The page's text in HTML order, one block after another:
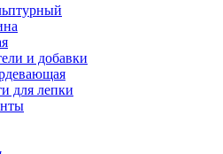
и добавки
для лепки